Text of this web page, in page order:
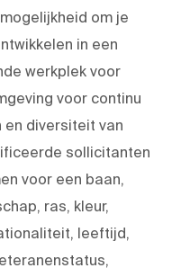
om je
in een
werkplek voor
voor continu
en diversiteit van
sollicitanten
voor een baan,
ras, kleur,
leeftijd,